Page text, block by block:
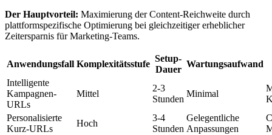
Der Hauptvorteil: Maximierung der Content-Reichweite durch
plattformspezifische Optimierung bei gleichzeitiger erheblicher
Zeitersparnis für Marketing-Teams.
Anwendungsfall Komplexitätsstufe
Setup-
Dauer
Wartungsaufwand
Intelligente
Kampagnen-
URLs
Mittel
2-3
Stunden
Minimal
Personalisierte
Kurz-URLs
Hoch
3-4
Stunden
Gelegentliche
Anpassungen